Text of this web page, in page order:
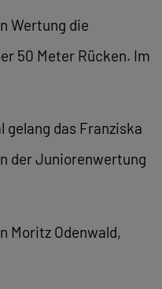
Wertung die
50 Meter Rücken. Im
das Franziska
der Juniorenwertung
Moritz Odenwald,